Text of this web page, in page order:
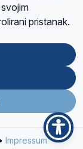
Pravila privatnosti
sustavom
pristanak.
Impressum